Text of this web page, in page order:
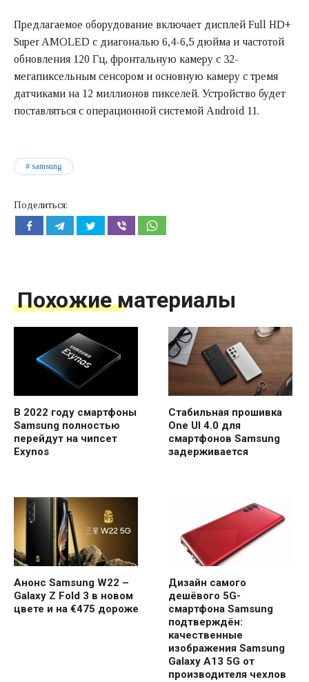
Предлагаемое оборудование включает дисплей Full HD+
Super AMOLED с диагональю 6,4-6,5 дюйма и частотой
обновления 120 Гц, фронтальную камеру с 32-
мегапиксельным сенсором и основную камеру с тремя
датчиками на 12 миллионов пикселей. Устройство будет
поставляться с операционной системой Android 11.
samsung
Поделиться:
Похожие материалы
В 2022 году смартфоны
Samsung полностью
перейдут на чипсет
Exynos
Стабильная прошивка
One UI 4.0 для
смартфонов Samsung
задерживается
Анонс Samsung W22 –
Galaxy Z Fold 3 в новом
цвете и на €475 дороже
Дизайн самого
дешёвого 5G-
смартфона Samsung
подтверждён:
качественные
изображения Samsung
Galaxy A13 5G от
производителя чехлов